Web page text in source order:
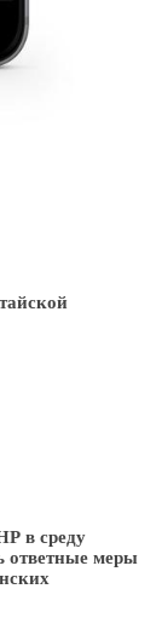
в среду
ответные меры